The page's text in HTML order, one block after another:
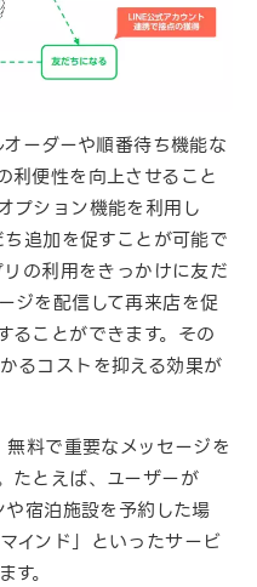
ーダーや順番待ち機能な
利便性を向上させること
プション機能を利用し
追加を促すことが可能で
の利用をきっかけに友だ
ジを配信して再来店を促
ることができます。その
るコストを抑える効果が
料で重要なメッセージを
たとえば、ユーザーが
宿泊施設を予約した場
インド」といったサービ
。